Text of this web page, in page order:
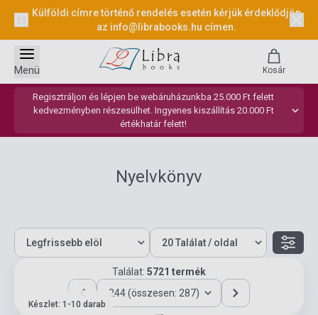
Külföldi címre történő rendelés esetén kérjük érdeklődjön
az info@librabooks.hu címen.
Regisztráljon és lépjen be webáruházunkba 25.000 Ft felett
kedvezményben részesülhet. Ingyenes kiszállítás 20.000 Ft
értékhatár felett!
Menü Kosár
Nyelvkönyv
Találat: 5721 termék
244 (összesen: 287)
Készlet: 1-10 darab